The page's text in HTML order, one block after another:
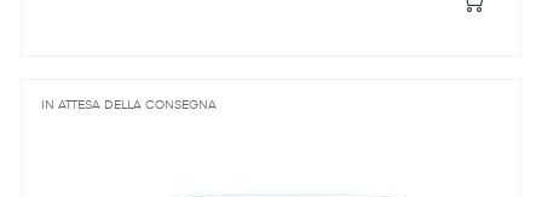
IN ATTESA DELLA CONSEGNA